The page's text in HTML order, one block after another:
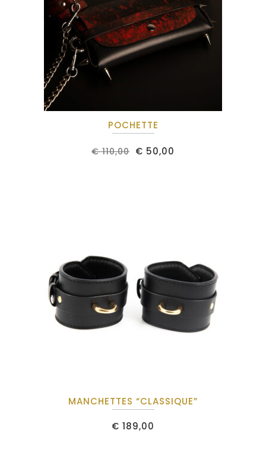
POCHETTE
€110,00 € 50,00
MANCHETTES “CLASSIQUE”
€ 189,00